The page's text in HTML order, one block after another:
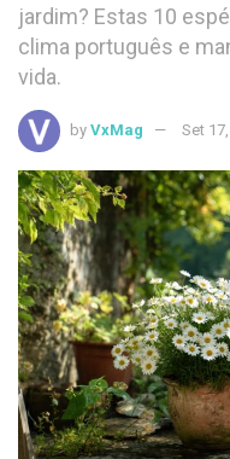
jardim? Estas 10
clima português e
vida.
by VxMag Set